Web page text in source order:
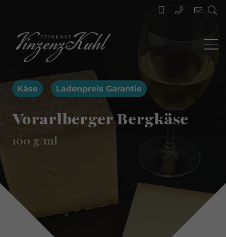
Käse Ladenpreis Garantie
Vorarlberger Bergkäse
100 g/ml